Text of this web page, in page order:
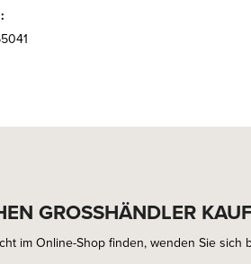
GROSSHÄNDLER
im Online-Shop finden, wenden Sie